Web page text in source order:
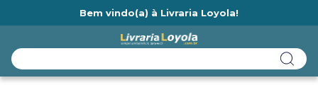
Bem vindo(a) à Livraria Loyola!